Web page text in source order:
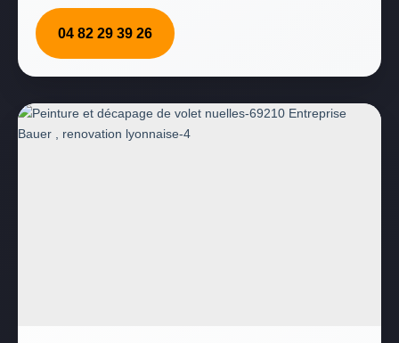
04 82 29 39 26